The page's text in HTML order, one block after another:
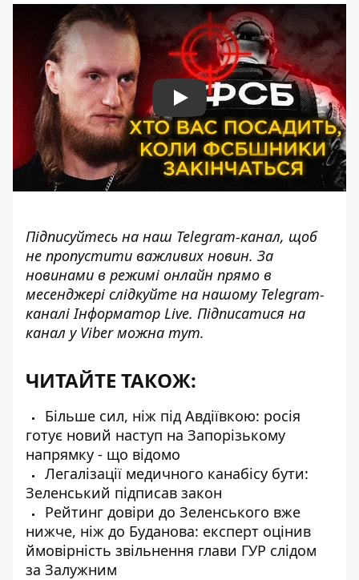
Play
Підписуйтесь на наш Telegram-канал, щоб
не пропустити важливих новин. За
новинами в режимі онлайн прямо в
месенджері слідкуйте на нашому Telegram-
каналіІнформатор Live. Підписатися на
канал у Viber можна тут.
ЧИТАЙТЕ ТАКОЖ:
Більше сил, ніж під Авдіївкою: росія
готує новий наступ на Запорізькому
напрямку - що відомо
Легалізації медичного канабісу бути:
Зеленський підписав закон
Рейтинг довіри до Зеленського вже
нижче, ніж до Буданова: експерт оцінив
ймовірність звільнення глави ГУР слідом
за Залужним